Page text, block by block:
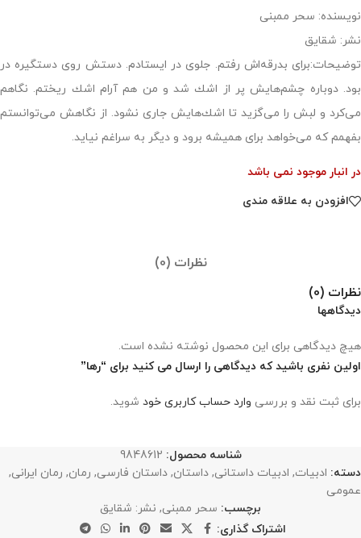
نویسنده: سحر ممبنی
نشر: شقایق
توضیحات:برای بدرقه‌اش رفتم. جلوی در ایستادم. دستش روی دستگیره در
بود. دوباره چشم‌هایش پر از اشك شد و من هم آرام اشك ریختم. نگاهم
می‌كرد و لبش را می‌گزید تا اشك‌هایش جاری نشود. از نگاهش می‌توانستم
بفهمم كه می‌خواهد برای همیشه برود و دیگر به سراغم نیاید.
در انبار موجود نمی باشد
افزودن به علاقه مندی
نظرات (0)
نظرات (0)
دیدگاهها
هیچ دیدگاهی برای این محصول نوشته نشده است.
اولین نفری باشید که دیدگاهی را ارسال می کنید برای “رها”
برای ثبت نقد و بررسی وارد حساب کاربری خود شوید.
شناسه محصول: 9848612
دسته: ادبیات, ادبیات داستانی, داستان, داستان فارسی, رمان, رمان ایرانی,
عمومی
برچسب: سحر ممبنی, نشر: شقایق
اشتراک گذاری: